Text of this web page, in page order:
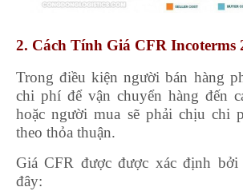
2. Cách Tính Giá CFR Incoterms
Trong điều kiện người bán hàng
chi phí để vận chuyển hàng đến
hoặc người mua sẽ phải chịu chi
theo thỏa thuận.
Giá CFR được được xác định
đây: